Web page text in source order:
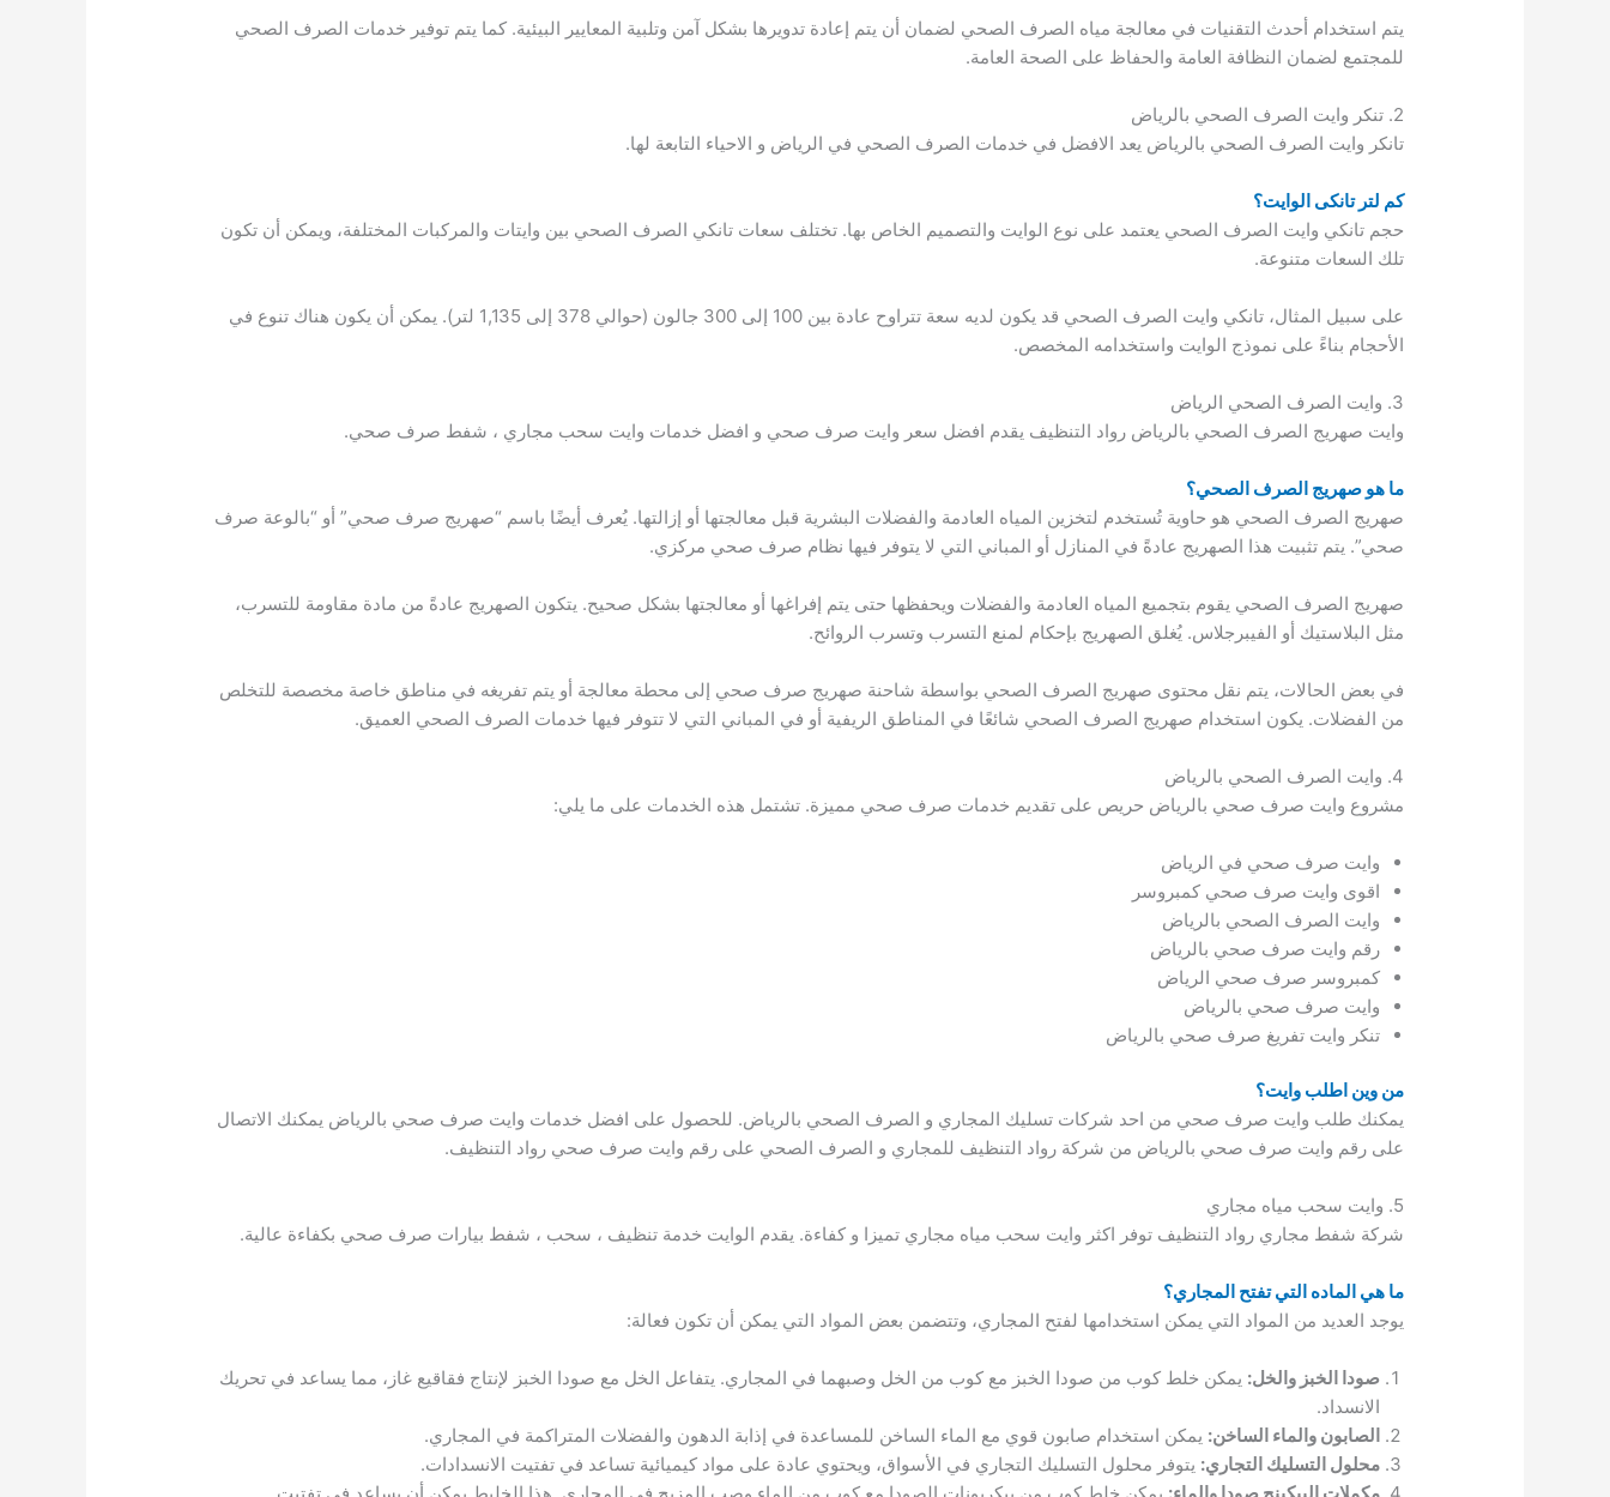
يتم استخدام أحدث التقنيات في معالجة مياه الصرف الصحي لضمان أن يتم إعادة تدويرها بشكل آمن وتلبية المعايير البيئية. كما يتم توفير خدمات الصرف الصحي
للمجتمع لضمان النظافة العامة والحفاظ على الصحة العامة.
2. تنكر وايت الصرف الصحي بالرياض
تانكر وايت الصرف الصحي بالرياض يعد الافضل في خدمات الصرف الصحي في الرياض و الاحياء التابعة لها.
كم لتر تانكى الوايت؟
حجم تانكي وايت الصرف الصحي يعتمد على نوع الوايت والتصميم الخاص بها. تختلف سعات تانكي الصرف الصحي بين وايتات والمركبات المختلفة، ويمكن أن تكون
تلك السعات متنوعة.
على سبيل المثال، تانكي وايت الصرف الصحي قد يكون لديه سعة تتراوح عادة بين 100 إلى 300 جالون (حوالي 378 إلى 1,135 لتر). يمكن أن يكون هناك تنوع في
الأحجام بناءً على نموذج الوايت واستخدامه المخصص.
3. وايت الصرف الصحي الرياض
وايت صهريج الصرف الصحي بالرياض رواد التنظيف يقدم افضل سعر وايت صرف صحي و افضل خدمات وايت سحب مجاري ، شفط صرف صحي.
ما هو صهريج الصرف الصحي؟
صهريج الصرف الصحي هو حاوية تُستخدم لتخزين المياه العادمة والفضلات البشرية قبل معالجتها أو إزالتها. يُعرف أيضًا باسم “صهريج صرف صحي” أو “بالوعة صرف
صحي”. يتم تثبيت هذا الصهريج عادةً في المنازل أو المباني التي لا يتوفر فيها نظام صرف صحي مركزي.
صهريج الصرف الصحي يقوم بتجميع المياه العادمة والفضلات ويحفظها حتى يتم إفراغها أو معالجتها بشكل صحيح. يتكون الصهريج عادةً من مادة مقاومة للتسرب،
مثل البلاستيك أو الفيبرجلاس. يُغلق الصهريج بإحكام لمنع التسرب وتسرب الروائح.
في بعض الحالات، يتم نقل محتوى صهريج الصرف الصحي بواسطة شاحنة صهريج صرف صحي إلى محطة معالجة أو يتم تفريغه في مناطق خاصة مخصصة للتخلص
من الفضلات. يكون استخدام صهريج الصرف الصحي شائعًا في المناطق الريفية أو في المباني التي لا تتوفر فيها خدمات الصرف الصحي العميق.
4. وايت الصرف الصحي بالرياض
مشروع وايت صرف صحي بالرياض حريص على تقديم خدمات صرف صحي مميزة. تشتمل هذه الخدمات على ما يلي:
وايت صرف صحي في الرياض
اقوى وايت صرف صحي كمبروسر
وايت الصرف الصحي بالرياض
رقم وايت صرف صحي بالرياض
كمبروسر صرف صحي الرياض
وايت صرف صحي بالرياض
تنكر وايت تفريغ صرف صحي بالرياض
من وين اطلب وايت؟
يمكنك طلب وايت صرف صحي من احد شركات تسليك المجاري و الصرف الصحي بالرياض. للحصول على افضل خدمات وايت صرف صحي بالرياض يمكنك الاتصال
على رقم وايت صرف صحي بالرياض من شركة رواد التنظيف للمجاري و الصرف الصحي على رقم وايت صرف صحي رواد التنظيف.
5. وايت سحب مياه مجاري
شركة شفط مجاري رواد التنظيف توفر اكثر وايت سحب مياه مجاري تميزا و كفاءة. يقدم الوايت خدمة تنظيف ، سحب ، شفط بيارات صرف صحي بكفاءة عالية.
ما هي الماده التي تفتح المجاري؟
يوجد العديد من المواد التي يمكن استخدامها لفتح المجاري، وتتضمن بعض المواد التي يمكن أن تكون فعالة:
صودا الخبز والخل: يمكن خلط كوب من صودا الخبز مع كوب من الخل وصبهما في المجاري. يتفاعل الخل مع صودا الخبز لإنتاج فقاقيع غاز، مما يساعد في تحريك
الانسداد.
الصابون والماء الساخن: يمكن استخدام صابون قوي مع الماء الساخن للمساعدة في إذابة الدهون والفضلات المتراكمة في المجاري.
محلول التسليك التجاري: يتوفر محلول التسليك التجاري في الأسواق، ويحتوي عادة على مواد كيميائية تساعد في تفتيت الانسدادات.